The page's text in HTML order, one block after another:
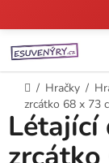
na
obsah
Domů
/ Hračky /
zrcátko 68 x 73
Létající